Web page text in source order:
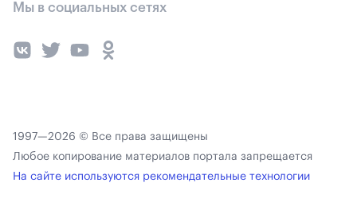
Мы в социальных сетях
1997—2026 © Все права защищены
Любое копирование материалов портала запрещается
На сайте используются рекомендательные технологии